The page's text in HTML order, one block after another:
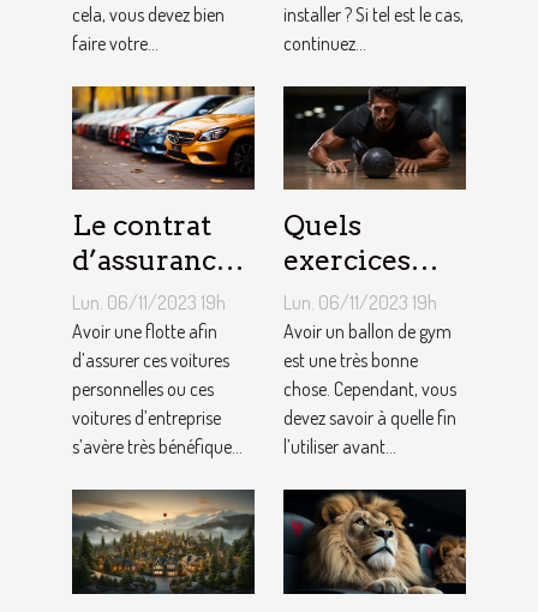
cela, vous devez bien
faire votre...
installer ? Si tel est le cas,
continuez...
Le contrat
d’assurance
auto par
flotte : est-il
si
bénéfique ?
Lun. 06/11/2023 19h
Avoir une flotte afin
d’assurer ces voitures
personnelles ou ces
voitures d’entreprise
s’avère très bénéfique...
Quels
exercices
pouvez-vous
faire avec un
ballon de
gym ?
Lun. 06/11/2023 19h
Avoir un ballon de gym
est une très bonne
chose. Cependant, vous
devez savoir à quelle fin
l’utiliser avant...